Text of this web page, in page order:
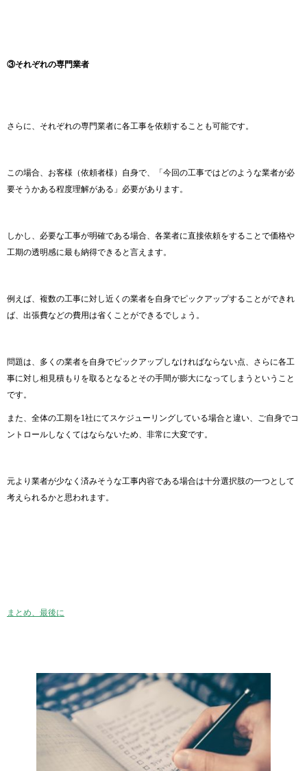
③それぞれの専門業者
さらに、それぞれの専門業者に各工事を依頼することも可能です。
この場合、お客様（依頼者様）自身で、「今回の工事ではどのような業者が必
要そうかある程度理解がある」必要があります。
しかし、必要な工事が明確である場合、各業者に直接依頼をすることで価格や
工期の透明感に最も納得できると言えます。
例えば、複数の工事に対し近くの業者を自身でピックアップすることができれ
ば、出張費などの費用は省くことができるでしょう。
問題は、多くの業者を自身でピックアップしなければならない点、さらに各工
事に対し相見積もりを取るとなるとその手間が膨大になってしまうということ
です。
また、全体の工期を1社にてスケジューリングしている場合と違い、ご自身でコ
ントロールしなくてはならないため、非常に大変です。
元より業者が少なく済みそうな工事内容である場合は十分選択肢の一つとして
考えられるかと思われます。
まとめ、最後に